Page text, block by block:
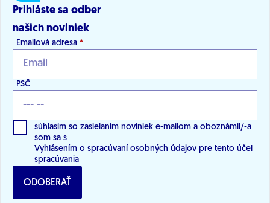
Prihláste sa odber
našich noviniek
Emailová adresa *
PSČ
súhlasím so zasielaním noviniek e-mailom a oboznámil/-a
som sa s
Vyhlásením o spracúvaní osobných údajov pre tento účel
spracúvania
ODOBERAŤ